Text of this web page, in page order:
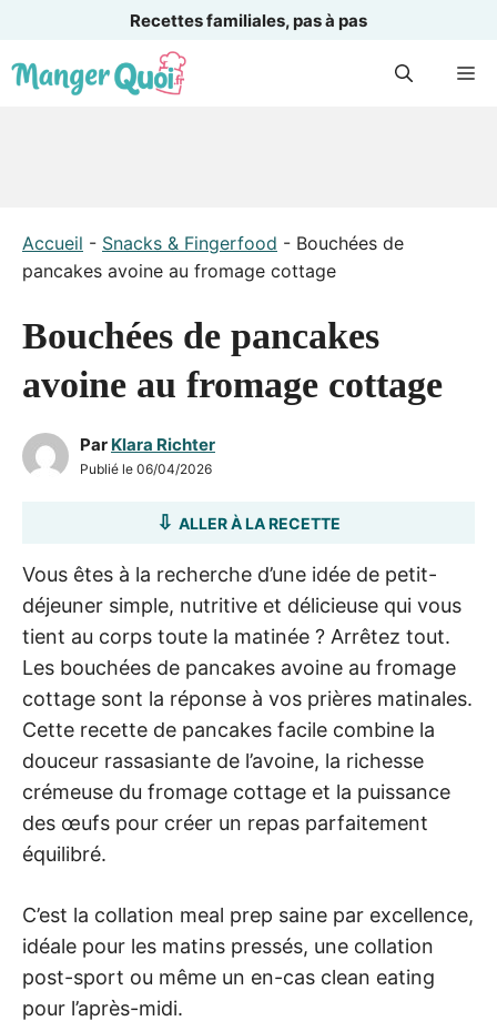
Recettes familiales, pas à pas
au
Accueil - Snacks & Fingerfood - Bouchées de
pancakes avoine au fromage cottage
Bouchées de pancakes
avoine au fromage cottage
Par Klara Richter
Publié le 06/04/2026
ALLER À LA RECETTE
Vous êtes à la recherche d’une idée de petit-
déjeuner simple, nutritive et délicieuse qui vous
tient au corps toute la matinée ? Arrêtez tout.
Les bouchées de pancakes avoine au fromage
cottage sont la réponse à vos prières matinales.
Cette recette de pancakes facile combine la
douceur rassasiante de l’avoine, la richesse
crémeuse du fromage cottage et la puissance
des œufs pour créer un repas parfaitement
équilibré.
C’est la collation meal prep saine par excellence,
idéale pour les matins pressés, une collation
post-sport ou même un en-cas clean eating
pour l’après-midi.